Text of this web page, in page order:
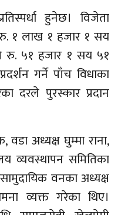
हुनेछ। विजेता
१ लाख १ हजार १ सय
रु. ५१ हजार १ सय ५१
गर्ने पाँच विधाका
दरले पुरस्कार प्रदान
, वडा अध्यक्ष घुम्मा राना,
व्यवस्थापन समितिका
वनका अध्यक्ष
व्यक्त गरेका थिए।